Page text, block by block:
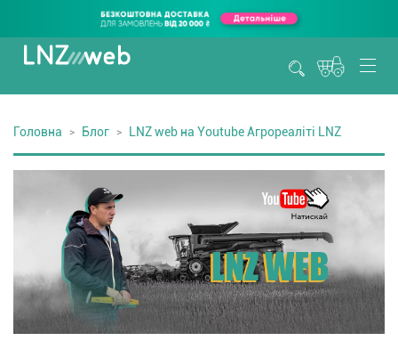
Головна Блог LNZ web на Youtube Агрореаліті LNZ